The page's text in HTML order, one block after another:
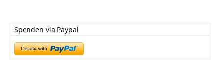
Spenden via Paypal